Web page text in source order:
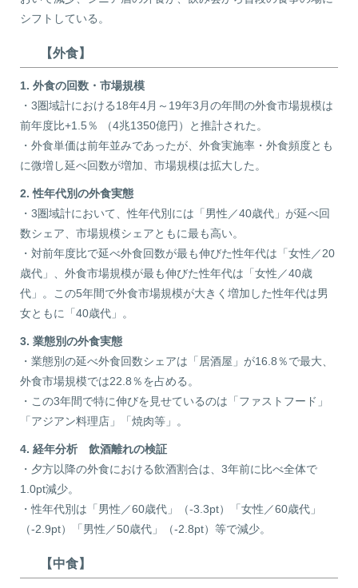
シフトしている。
【外食】
1. 外食の回数・市場規模
・3圏域計における18年4月～19年3月の年間の外食市場規模は
前年度比+1.5％ （4兆1350億円）と推計された。
・外食単価は前年並みであったが、外食実施率・外食頻度とも
に微増し延べ回数が増加、市場規模は拡大した。
2. 性年代別の外食実態
・3圏域計において、性年代別には「男性／40歳代」が延べ回
数シェア、市場規模シェアともに最も高い。
・対前年度比で延べ外食回数が最も伸びた性年代は「女性／20
歳代」、外食市場規模が最も伸びた性年代は「女性／40歳
代」。この5年間で外食市場規模が大きく増加した性年代は男
女ともに「40歳代」。
3. 業態別の外食実態
・業態別の延べ外食回数シェアは「居酒屋」が16.8％で最大、
外食市場規模では22.8％を占める。
・この3年間で特に伸びを見せているのは「ファストフード」
「アジアン料理店」「焼肉等」。
4. 経年分析 飲酒離れの検証
・夕方以降の外食における飲酒割合は、3年前に比べ全体で
1.0pt減少。
・性年代別は「男性／60歳代」（-3.3pt）「女性／60歳代」
（-2.9pt）「男性／50歳代」（-2.8pt）等で減少。
【中食】